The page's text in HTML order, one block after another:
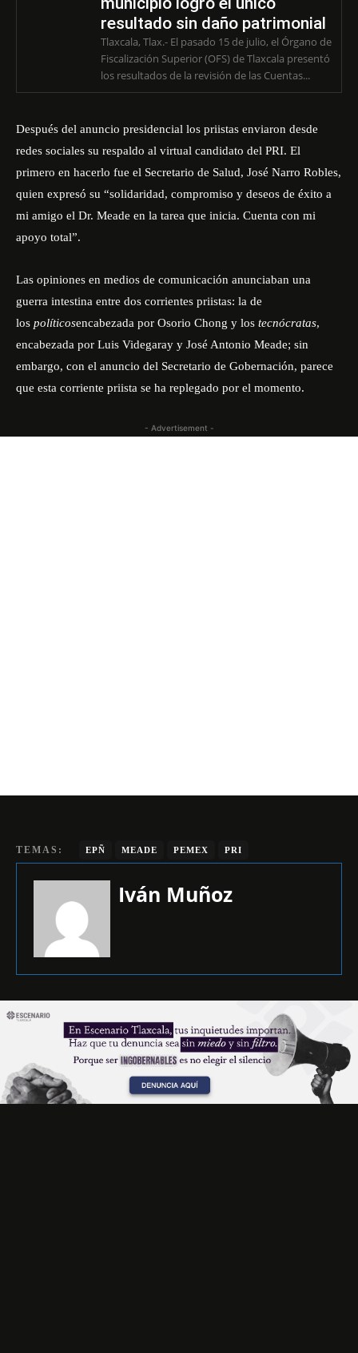
resultado sin daño patrimonial
Tlaxcala, Tlax.- El pasado 15 de julio, el Órgano de
Fiscalización Superior (OFS) de Tlaxcala presentó
los resultados de la revisión de las Cuentas...
Después del anuncio presidencial los priistas enviaron desde
redes sociales su respaldo al virtual candidato del PRI. El
primero en hacerlo fue el Secretario de Salud, José Narro Robles,
quien expresó su “solidaridad, compromiso y deseos de éxito a
mi amigo el Dr. Meade en la tarea que inicia. Cuenta con mi
apoyo total”.
Las opiniones en medios de comunicación anunciaban una
guerra intestina entre dos corrientes priistas: la de
los políticosencabezada por Osorio Chong y los tecnócratas,
encabezada por Luis Videgaray y José Antonio Meade; sin
embargo, con el anuncio del Secretario de Gobernación, parece
que esta corriente priista se ha replegado por el momento.
- Advertisement -
TEMAS: EPÑ MEADE PEMEX PRI
Iván Muñoz